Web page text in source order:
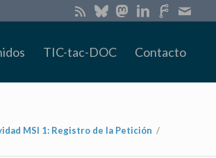
TIC-tac-DOC Contacto
MSI 1: Registro de la Petición /